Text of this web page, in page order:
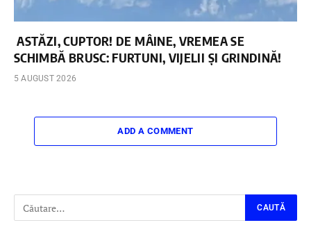
ASTĂZI, CUPTOR! DE MÂINE, VREMEA SE
SCHIMBĂ BRUSC: FURTUNI, VIJELII ȘI GRINDINĂ!
5 AUGUST 2026
ADD A COMMENT